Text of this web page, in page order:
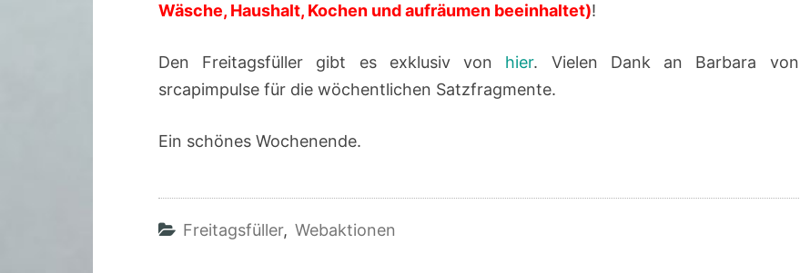
.
5
.
3
Wäsche, Haushalt, Kochen und aufräumen beeinhaltet)!
Den Freitagsfüller gibt es exklusiv von hier. Vielen Dank an Barbara von
srcapimpulse für die wöchentlichen Satzfragmente.
Ein schönes Wochenende.
Freitagsfüller, Webaktionen